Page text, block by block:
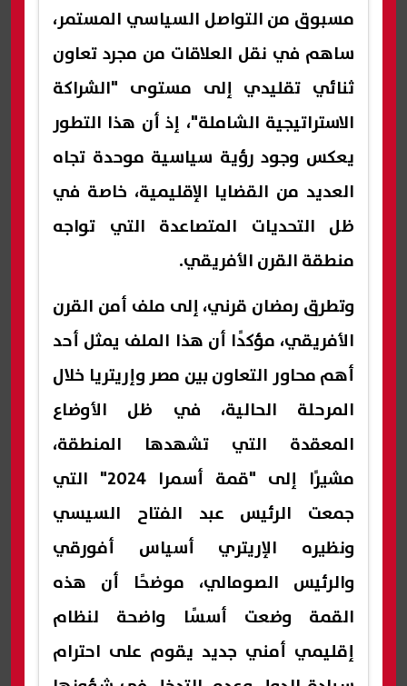
مسبوق من التواصل السياسي المستمر،
ساهم في نقل العلاقات من مجرد تعاون
ثنائي تقليدي إلى مستوى "الشراكة
الاستراتيجية الشاملة"، إذ أن هذا التطور
يعكس وجود رؤية سياسية موحدة تجاه
العديد من القضايا الإقليمية، خاصة في
ظل التحديات المتصاعدة التي تواجه
منطقة القرن الأفريقي.
وتطرق رمضان قرني، إلى ملف أمن القرن
الأفريقي، مؤكدًا أن هذا الملف يمثل أحد
أهم محاور التعاون بين مصر وإريتريا خلال
المرحلة الحالية، في ظل الأوضاع
المعقدة التي تشهدها المنطقة،
مشيرًا إلى "قمة أسمرا 2024" التي
جمعت الرئيس عبد الفتاح السيسي
ونظيره الإريتري أسياس أفورقي
والرئيس الصومالي، موضحًا أن هذه
القمة وضعت أسسًا واضحة لنظام
إقليمي أمني جديد يقوم على احترام